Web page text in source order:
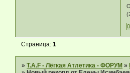
0
Страница:1
»T.A.F - Лёгкая Атлетика - ФОРУМ »